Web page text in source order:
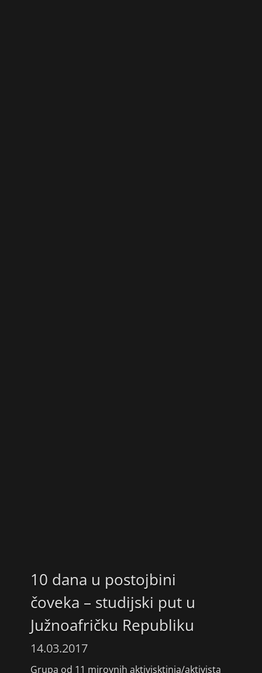
10 dana u postojbini
čoveka – studijski put u
Južnoafričku Republiku
14.03.2017
Grupa od 11 mirovnih aktivisktinja/aktivista